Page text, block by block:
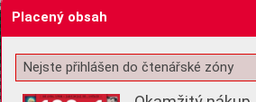
Žádost o souhlas s ukládáním
Placený obsah
Nejste přihlášen do čtenářské zóny